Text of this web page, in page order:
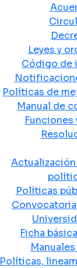
Leyes y
Código de
Políticas de
Manual de
Funciones
Políticas
Ficha
Políticas,